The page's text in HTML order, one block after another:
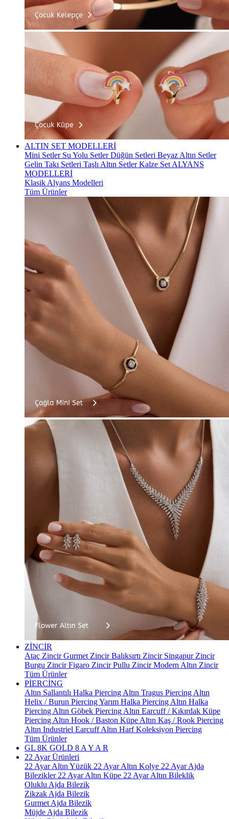
ALTIN SET MODELLERİ
Mini Setler Su Yolu SetlerDüğün Setleri Beyaz Altın Setler
Gelin Takı Setleri Taşlı Altın SetlerKalze Set ALYANS
MODELLERİ
Klasik Alyans Modelleri
Tüm Ürünler
ZİNCİR
Ataç ZincirGurmet ZincirBalıksırtı Zincir Singapur Zincir
Burgu ZincirFigaro ZincirPullu ZincirModern Altın Zincir
Tüm Ürünler
PİERCİNG
Altın Sallantılı Halka Piercing Altın Tragus Piercing Altın
Helix / Burun PiercingYarım Halka Piercing Altın Halka
Piercing Altın Göbek Piercing Altın Earcuff / Kıkırdak Küpe
Piercing Altın Hook / Baston Küpe Altın Kaş / Rook Piercing
Altın Industriel EarcuffAltın Harf Koleksiyon Piercing
Tüm Ürünler
GL 8K GOLD 8 A Y A R
22 Ayar Ürünleri
22 Ayar Altın Yüzük 22 Ayar Altın Kolye 22 Ayar Ajda
Bilezikler 22 Ayar Altın Küpe 22 Ayar Altın Bileklik
Oluklu Ajda Bilezik
Zikzak Ajda Bilezik
Gurmet Ajda Bilezik
Müjde Ajda Bilezik